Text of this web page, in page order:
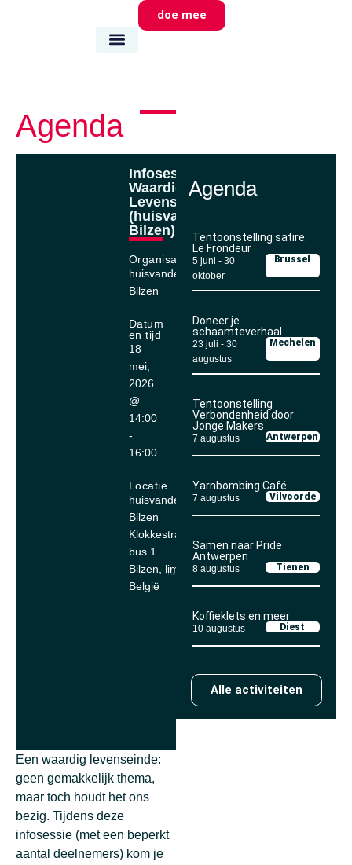
doe mee
Agenda
Infosessie
Waardig
Levenseinde
(huisvandeMens
Bilzen)
Organisator
huisvandemens
Bilzen
Datum
en tijd
18
mei,
2026
@
14:00
-
16:00
Locatie
huisvandeMens
Bilzen
Klokkestraat 4
bus 1
Bilzen
lim
3740
België
Een waardig levenseinde:
geen gemakkelijk thema,
maar toch houdt het ons
bezig. Tijdens deze
infosessie (met een beperkt
aantal deelnemers) kom je
Agenda
Tentoonstelling satire:
Le Frondeur
5 juni - 30
oktober
Brussel
Doneer je
schaamteverhaal
23 juli - 30
augustus
Mechelen
Tentoonstelling
Verbondenheid door
Jonge Makers
7 augustus Antwerpen
Yarnbombing Café
7 augustus Vilvoorde
Samen naar Pride
Antwerpen
8 augustus Tienen
Koffieklets en meer
10 augustus Diest
Alle activiteiten